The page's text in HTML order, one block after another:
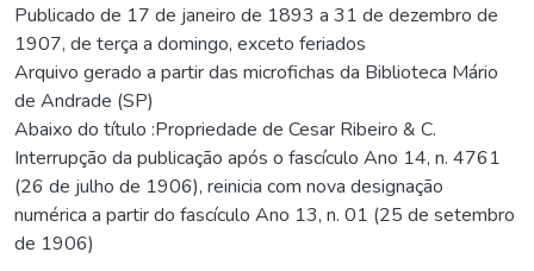
Publicado de 17 de janeiro de 1893 a 31 de dezembro de
1907, de terça a domingo, exceto feriados
Arquivo gerado a partir das microfichas da Biblioteca Mário
de Andrade (SP)
Abaixo do título :Propriedade de Cesar Ribeiro & C.
Interrupção da publicação após o fascículo Ano 14, n. 4761
(26 de julho de 1906), reinicia com nova designação
numérica a partir do fascículo Ano 13, n. 01 (25 de setembro
de 1906)